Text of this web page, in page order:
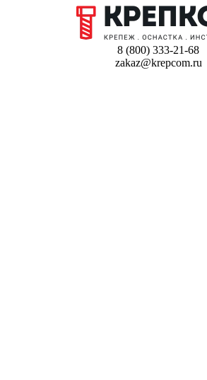
8 (800) 333-21-68
zakaz@krepcom.ru